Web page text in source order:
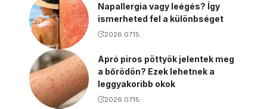
Napallergia vagy leégés? Így
ismerheted fel a különbséget
2026.07.15.
Apró piros pöttyök jelentek meg
a bőrödön? Ezek lehetnek a
leggyakoribb okok
2026.07.15.